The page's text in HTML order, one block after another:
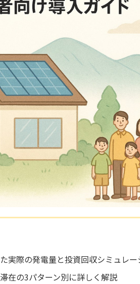
実際の発電量と投資回収シミュレー
在の3パターン別に詳しく解説